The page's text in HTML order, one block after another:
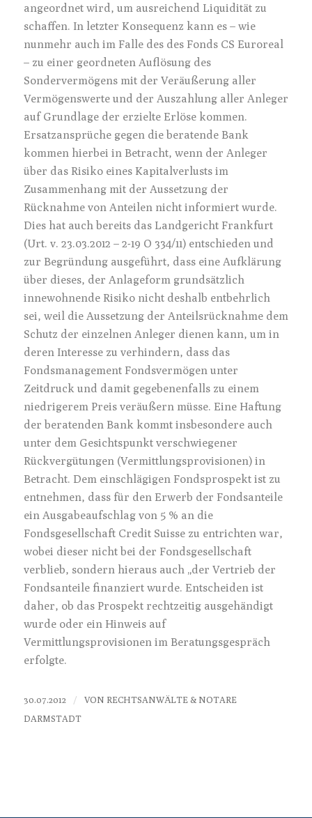
angeordnet wird, um ausreichend Liquidität zu
schaffen. In letzter Konsequenz kann es – wie
nunmehr auch im Falle des des Fonds CS Euroreal
– zu einer geordneten Auflösung des
Sondervermögens mit der Veräußerung aller
Vermögenswerte und der Auszahlung aller Anleger
auf Grundlage der erzielte Erlöse kommen.
Ersatzansprüche gegen die beratende Bank
kommen hierbei in Betracht, wenn der Anleger
über das Risiko eines Kapitalverlusts im
Zusammenhang mit der Aussetzung der
Rücknahme von Anteilen nicht informiert wurde.
Dies hat auch bereits das Landgericht Frankfurt
(Urt. v. 23.03.2012 – 2-19 O 334/11) entschieden und
zur Begründung ausgeführt, dass eine Aufklärung
über dieses, der Anlageform grundsätzlich
innewohnende Risiko nicht deshalb entbehrlich
sei, weil die Aussetzung der Anteilsrücknahme dem
Schutz der einzelnen Anleger dienen kann, um in
deren Interesse zu verhindern, dass das
Fondsmanagement Fondsvermögen unter
Zeitdruck und damit gegebenenfalls zu einem
niedrigerem Preis veräußern müsse. Eine Haftung
der beratenden Bank kommt insbesondere auch
unter dem Gesichtspunkt verschwiegener
Rückvergütungen (Vermittlungsprovisionen) in
Betracht. Dem einschlägigen Fondsprospekt ist zu
entnehmen, dass für den Erwerb der Fondsanteile
ein Ausgabeaufschlag von 5 % an die
Fondsgesellschaft Credit Suisse zu entrichten war,
wobei dieser nicht bei der Fondsgesellschaft
verblieb, sondern hieraus auch „der Vertrieb der
Fondsanteile finanziert wurde. Entscheiden ist
daher, ob das Prospekt rechtzeitig ausgehändigt
wurde oder ein Hinweis auf
Vermittlungsprovisionen im Beratungsgespräch
erfolgte.
30.07.2012 / VON RECHTSANWÄLTE & NOTARE
DARMSTADT